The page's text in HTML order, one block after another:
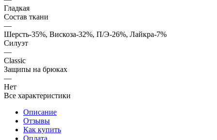
Гладкая
Состав ткани
—
Шерсть-35%, Вискоза-32%, П/Э-26%, Лайкра-7%
Силуэт
—
Classic
Защипы на брюках
—
Нет
Все характеристики
Описание
Отзывы
Как купить
Оплата